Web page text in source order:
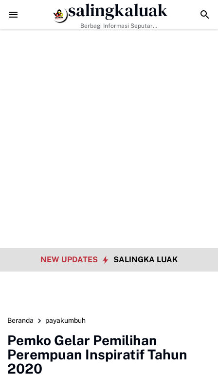
Tantangan Era Digital, Arisal Aziz Ajak Masyarakat Perkuat Nilai
salingkaluak
Berbagi Informasi Seputar
NEW UPDATES SALINGKA LUAK
Beranda payakumbuh
Pemko Gelar Pemilihan
Perempuan Inspiratif Tahun
2020